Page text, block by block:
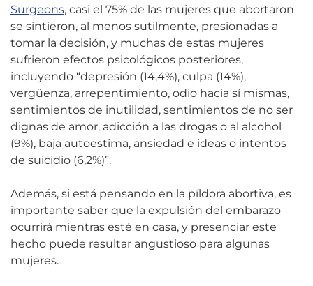
Surgeons, casi el 75% de las mujeres que abortaron
se sintieron, al menos sutilmente, presionadas a
tomar la decisión, y muchas de estas mujeres
sufrieron efectos psicológicos posteriores,
incluyendo “depresión (14,4%), culpa (14%),
vergüenza, arrepentimiento, odio hacia sí mismas,
sentimientos de inutilidad, sentimientos de no ser
dignas de amor, adicción a las drogas o al alcohol
(9%), baja autoestima, ansiedad e ideas o intentos
de suicidio (6,2%)”.
Además, si está pensando en la píldora abortiva, es
importante saber que la expulsión del embarazo
ocurrirá mientras esté en casa, y presenciar este
hecho puede resultar angustioso para algunas
mujeres.